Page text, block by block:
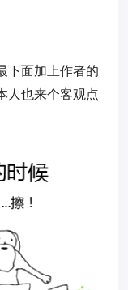
下面加上作者的
人也来个客观点